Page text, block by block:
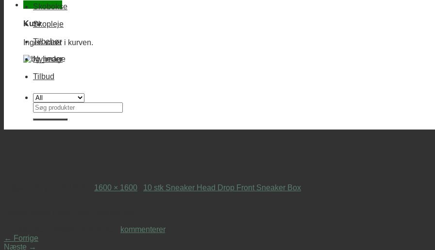
Kurv
Ingen varer i kurven.
Skobokse
Skopleje
Tilbehør
Nyheder
Tilbud
Søg
efter:
1600 × 1600 10 stk Sneaker Head Drop Front Sneaker Box
kommenterer.
← Forrige
Næste →